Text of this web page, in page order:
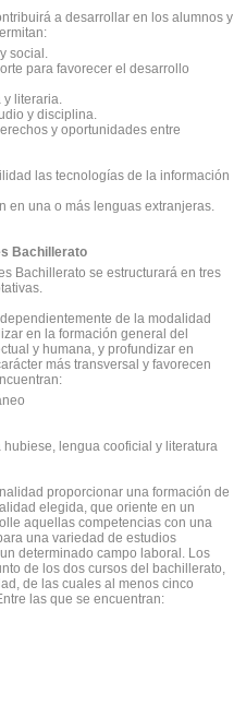
a desarrollar en los alumnos y
social.
para favorecer el desarrollo
y literaria.
y disciplina.
y oportunidades entre
las tecnologías de la información
en una o más lenguas extranjeras.
Bachillerato
Bachillerato se estructurará en tres
de la modalidad
en la formación general del
y humana, y profundizar en
más transversal y favorecen
lengua cooficial y literatura
proporcionar una formación de
elegida, que oriente en un
aquellas competencias con una
una variedad de estudios
determinado campo laboral. Los
de los dos cursos del bachillerato,
de las cuales al menos cinco
las que se encuentran: